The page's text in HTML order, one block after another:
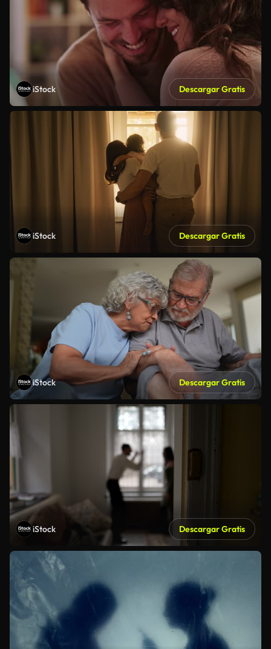
iStock Descargar Gratis
iStock Descargar Gratis
iStock Descargar Gratis
iStock Descargar Gratis